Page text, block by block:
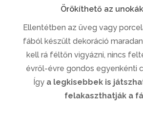
Örökíthető az
Ellentétben az üveg vagy
fából készült dekoráció
kell rá féltőn vigyázni, nincs
évről-évre gondos egyenkénti
Így a legkisebbek is
felakaszthatják a